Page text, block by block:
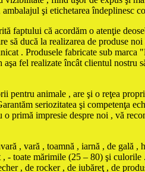
şi etichetarea îndeplinesc
faptului că acordăm o atenţie
să ducă la realizarea de produse
. Produsele fabricate sub
fel realizate încât clientul nostru
pentru animale , are şi o reţea
seriozitatea şi competenţa
primă impresie despre noi , vă
, vară , toamnă , iarnă , de gală
- toate mărimile (25 – 80) şi
, de rocker , de iubăreţ , de